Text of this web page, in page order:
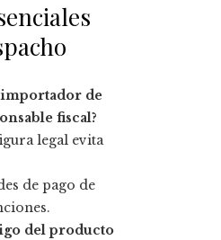
importador de
fiscal?
legal evita
de pago de
del producto